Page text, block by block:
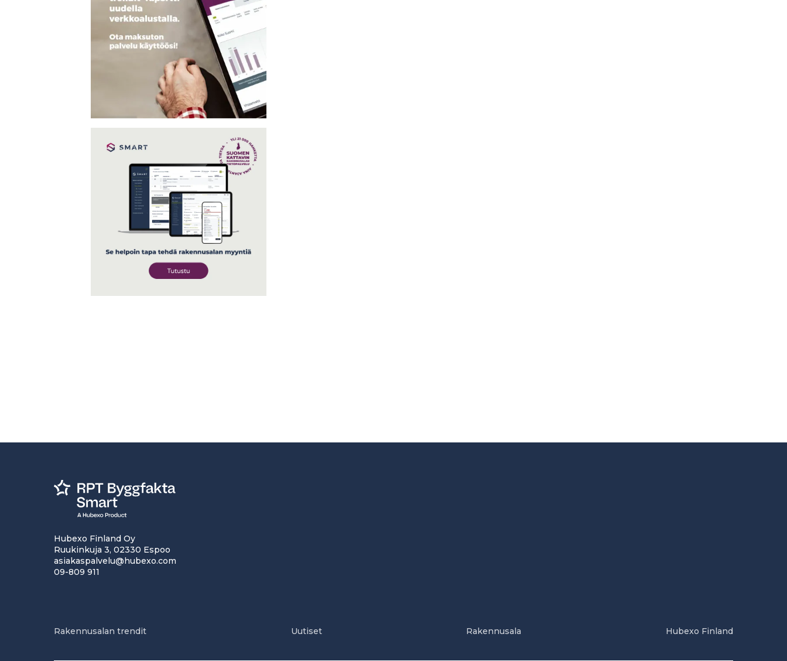
Hubexo Finland Oy
Ruukinkuja 3, 02330 Espoo
asiakaspalvelu@hubexo.com
09-809 911
Rakennusalan trendit Uutiset Rakennusala Hubexo Finland